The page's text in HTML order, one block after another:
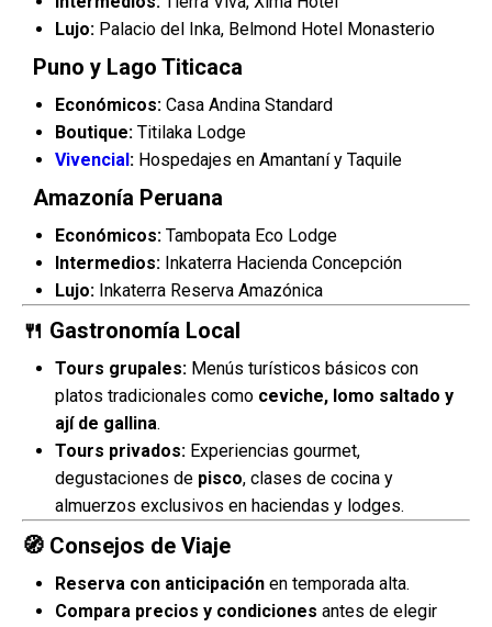
Lujo: Palacio del Inka, Belmond Hotel Monasterio
Puno y Lago Titicaca
Económicos: Casa Andina Standard
Boutique: Titilaka Lodge
Vivencial: Hospedajes en Amantaní y Taquile
Amazonía Peruana
Económicos: Tambopata Eco Lodge
Intermedios: Inkaterra Hacienda Concepción
Lujo: Inkaterra Reserva Amazónica
🍴 Gastronomía Local
Tours grupales: Menús turísticos básicos con
platos tradicionales como ceviche, lomo saltado y
ají de gallina.
Tours privados: Experiencias gourmet,
degustaciones de pisco, clases de cocina y
almuerzos exclusivos en haciendas y lodges.
🧭 Consejos de Viaje
Reserva con anticipación en temporada alta.
Compara precios y condiciones antes de elegir